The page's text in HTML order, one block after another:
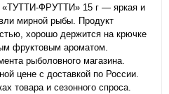
«ТУТТИ-ФРУТТИ» 15 г — яркая и
мирной рыбы. Продукт
хорошо держится на крючке
фруктовым ароматом.
рыболовного магазина.
цене с доставкой по России.
товара и сезонного спроса.